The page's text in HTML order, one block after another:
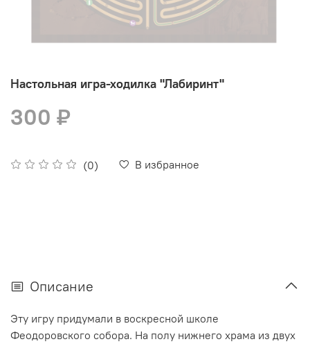
Настольная игра-ходилка "Лабиринт"
(0) В избранное
300 ₽
Описание
Эту игру придумали в воскресной школе
Феодоровского собора. На полу нижнего храма из двух